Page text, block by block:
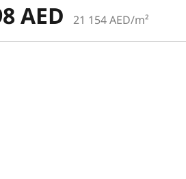
AED 21 154 AED/m²